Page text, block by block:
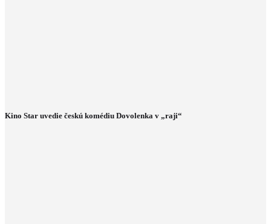
Kino Star uvedie českú komédiu Dovolenka v „raji“